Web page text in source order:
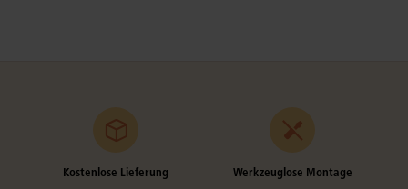
Kostenlose Lieferung Werkzeuglose Montage